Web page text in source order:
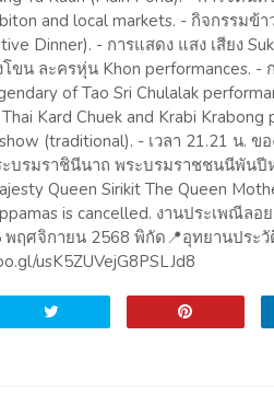
and local markets. - กิจกรรม
Dinner). - การแสดง แสง เสียง
ขน ละครหุ่น Khon performances.
of Tao Sri Chulalak
Kard Chuek and Krabi
(traditional). - เวลา 21.21 น.
บรมราชินีนาถ พระบรมราชชนนีพันปี
Queen Sirikit The Queen
is cancelled. งานประเพณีล
พฤศจิกายน 2568 พิกัด📍อุทยานปร
usK5ZUVejG8PSLJd8